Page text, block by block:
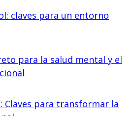
claves para un entorno
para la salud mental y el
Claves para transformar la